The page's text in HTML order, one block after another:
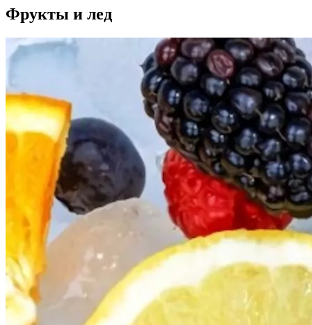
Фрукты и лед